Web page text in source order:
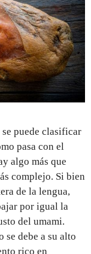
puede clasificar
pasa con el
algo más que
complejo. Si bien
de la lengua,
por igual la
del umami.
se debe a su alto
rico en